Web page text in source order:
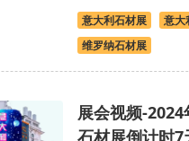
意大利石材展
意大
维罗纳石材展
展会视频-
石材展倒计时7